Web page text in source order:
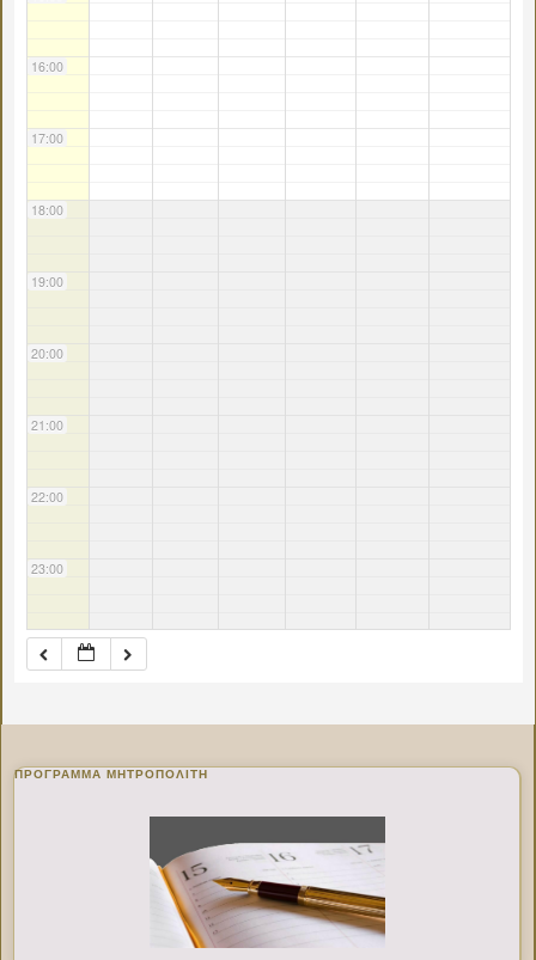
16:00
17:00
18:00
19:00
20:00
21:00
22:00
23:00
ΠΡΌΓΡΑΜΜΑ ΜΗΤΡΟΠΟΛΊΤΗ